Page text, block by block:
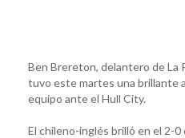
Ben Brereton, delantero de La
tuvo este martes una brillante
equipo ante el Hull City.
El chileno-inglés brilló en el 2-0